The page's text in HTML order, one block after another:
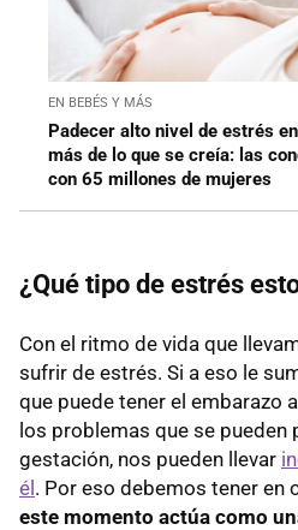
EN BEBÉS Y MÁS
Padecer alto nivel de estrés
más de lo que se creía: las
con 65 millones de mujeres
¿Qué tipo de estrés
Con el ritmo de vida que
sufrir de estrés. Si a eso le
que puede tener el embarazo
los problemas que se pueden
gestación, nos pueden llevar
él. Por eso debemos tener en
este momento actúa como